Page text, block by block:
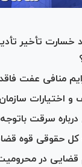
خسارت تأخیر
منافی عفت
و اختیارات
باتوجه به اصلاح ماده
کل حقوقی قوه
در محرومیت